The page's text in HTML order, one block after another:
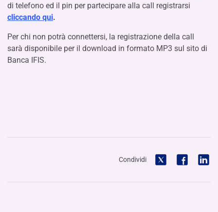
di telefono ed il pin per partecipare alla call registrarsi
cliccando qui.
Per chi non potrà connettersi, la registrazione della call
sarà disponibile per il download in formato MP3 sul sito di
Banca IFIS.
Condividi